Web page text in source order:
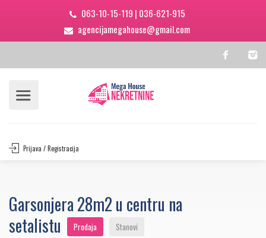
063-10-15-119 | 036-621-915
agencijamegahouse@gmail.com
Prijava / Registracija
Garsonjera 28m2 u centru na
setalistu
Prodaja Stanovi